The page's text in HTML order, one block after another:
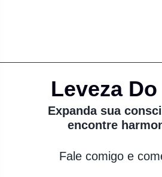
Leveza
Expanda sua
encontre
Fale comigo e